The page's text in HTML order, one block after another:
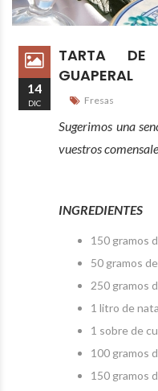
TARTA DE
GUAPERAL
Fresas
Sugerimos una
vuestros
INGREDIENTES
150 gramos
50 gramos
250 gramos
1 litro de
1 sobre de
100 gramos
150 gramos
14
DIC